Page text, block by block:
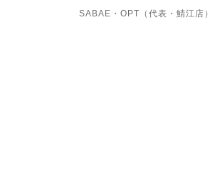
SABAE・OPT（代表・鯖江店）